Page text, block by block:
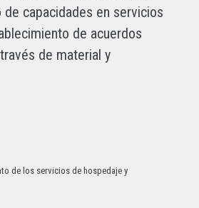
capacidades en servicios
de acuerdos
de material y
de los servicios de hospedaje y